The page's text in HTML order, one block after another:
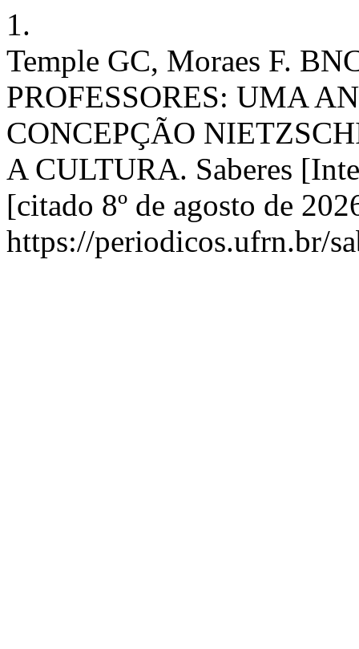
1.
Temple GC, Moraes F.
PROFESSORES: UMA
CONCEPÇÃO
A CULTURA. Saberes
[citado 8º de agosto de
https://periodicos.ufrn.br/